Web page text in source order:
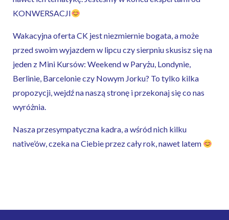
KONWERSACJI
Wakacyjna oferta CK jest niezmiernie bogata, a może
przed swoim wyjazdem w lipcu czy sierpniu skusisz się na
jeden z Mini Kursów: Weekend w Paryżu, Londynie,
Berlinie, Barcelonie czy Nowym Jorku? To tylko kilka
propozycji, wejdź na naszą stronę i przekonaj się co nas
wyróżnia.
Nasza przesympatyczna kadra, a wśród nich kilku
native’ów, czeka na Ciebie przez cały rok, nawet latem